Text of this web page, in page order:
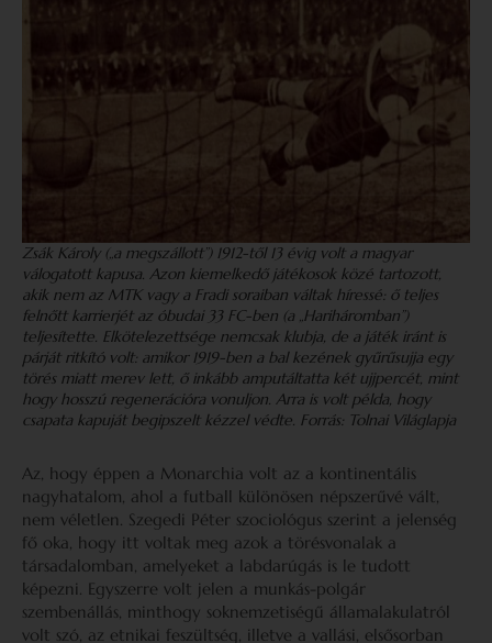
Zsák Károly („a megszállott”) 1912-től 13 évig volt a magyar
válogatott kapusa. Azon kiemelkedő játékosok közé tartozott,
akik nem az MTK vagy a Fradi soraiban váltak híressé: ő teljes
felnőtt karrierjét az óbudai 33 FC-ben (a „Hariháromban”)
teljesítette. Elkötelezettsége nemcsak klubja, de a játék iránt is
párját ritkító volt: amikor 1919-ben a bal kezének gyűrűsujja egy
törés miatt merev lett, ő inkább amputáltatta két ujjpercét, mint
hogy hosszú regenerációra vonuljon. Arra is volt példa, hogy
csapata kapuját begipszelt kézzel védte. Forrás: Tolnai Világlapja
Az, hogy éppen a Monarchia volt az a kontinentális
nagyhatalom, ahol a futball különösen népszerűvé vált,
nem véletlen. Szegedi Péter szociológus szerint a jelenség
fő oka, hogy itt voltak meg azok a törésvonalak a
társadalomban, amelyeket a labdarúgás is le tudott
képezni. Egyszerre volt jelen a munkás-polgár
szembenállás, minthogy soknemzetiségű államalakulatról
volt szó, az etnikai feszültség, illetve a vallási, elsősorban